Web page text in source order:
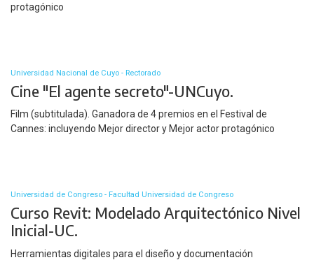
protagónico
Universidad Nacional de Cuyo - Rectorado
Cine "El agente secreto"-UNCuyo.
Film (subtitulada). Ganadora de 4 premios en el Festival de
Cannes: incluyendo Mejor director y Mejor actor protagónico
Universidad de Congreso - Facultad Universidad de Congreso
Curso Revit: Modelado Arquitectónico Nivel
Inicial-UC.
Herramientas digitales para el diseño y documentación